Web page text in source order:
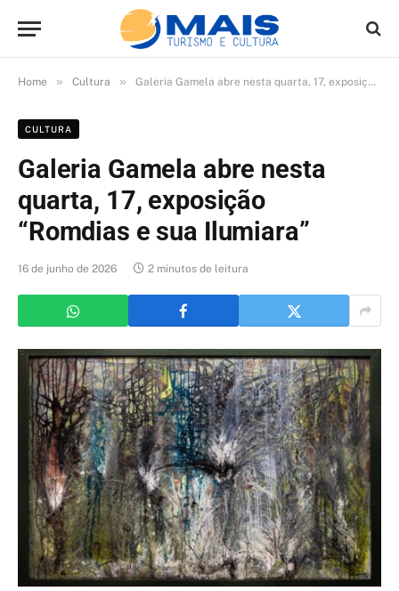
Home » Cultura » Galeria Gamela abre nesta quarta, 17, exposição “Romdias e sua Ilumiara”
CULTURA
Galeria Gamela abre nesta
quarta, 17, exposição
“Romdias e sua Ilumiara”
16 de junho de 2026 2 minutos de leitura